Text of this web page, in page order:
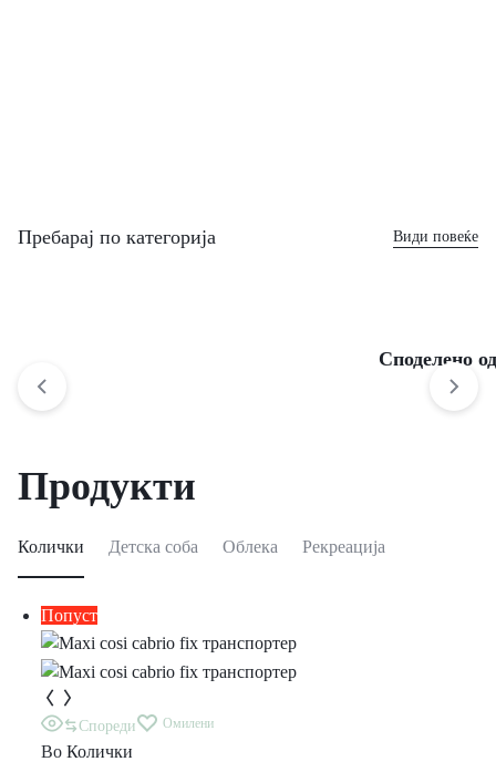
Пребарај по категорија Види повеќе
Споделено
Продукти
Колички Детска соба Облека Рекреација
Попуст
Спореди Омилени
Во Колички